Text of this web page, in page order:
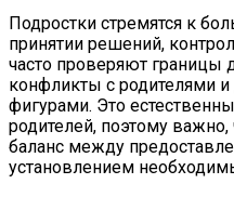
Подростки стремятся к
принятии решений,
часто проверяют границы
конфликты с родителями
фигурами. Это
родителей, поэтому
баланс между
установлением